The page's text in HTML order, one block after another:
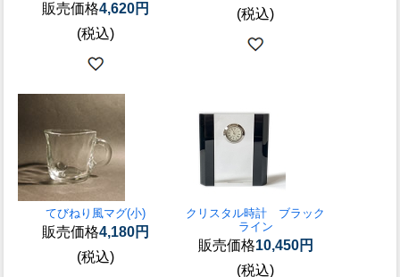
販売価格4,620円
(税込)
(税込)
てびねり風マグ(小)
販売価格4,180円
(税込)
クリスタル時計 ブラック
ライン
販売価格10,450円
(税込)